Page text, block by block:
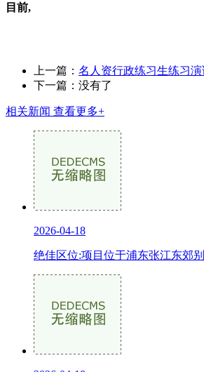
目前,
上一篇： 名人资行政练习生练习
下一篇：没有了
相关新闻 查看更多+
2026-04-18
绝佳区位:项目位于浦东张江东郊